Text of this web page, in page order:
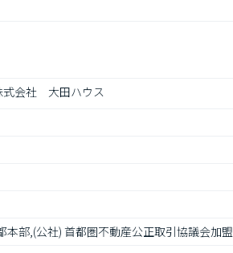
会社　大田ハウス
本部,(公社) 首都圏不動産公正取引協議会加盟